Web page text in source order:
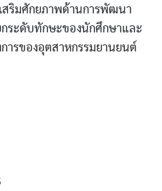
สริมศักยภาพด้านการพัฒนา
กระดับทักษะของนักศึกษาและ
ารของอุตสาหกรรมยานยนต์